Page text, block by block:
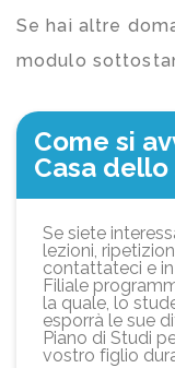
Se hai altre
modulo
Come si
Casa
Se siete
lezioni,
contattateci e
Filiale
la quale, lo
esporrà le sue
Piano di Studi
vostro figlio